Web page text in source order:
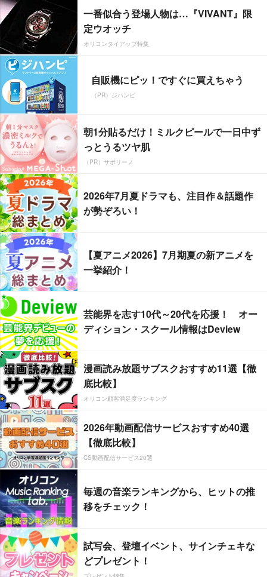
一番似合う登場人物は…『VIVANT』限
定ウオッチ
オリコンタイアップ特集
自販機にピッ！ですぐに買えちゃう
（PR）ジハンピ
朝1分貼るだけ！ミルクピールで一日中ず
っとうるツヤ肌
（PR）サボリーノ
2026年7月夏ドラマも、注目作＆話題作
が勢ぞろい！
【夏アニメ2026】7月期夏の新アニメを
一挙紹介！
芸能界を志す10代～20代を応援！ オー
ディション・スクール情報はDeview
漫画読み放題サブスクおすすめ11選【徹
底比較】
オリコン顧客満足度ランキング
2026年動画配信サービスおすすめ40選
【徹底比較】
CS動画配信サービス20選
毎週の音楽ランキングから、ヒットの推
移をチェック！
試写会、登壇イベント、サインチェキな
どプレゼント！